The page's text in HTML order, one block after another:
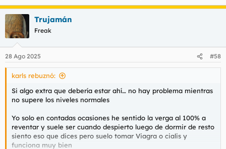
Trujamán
Freak
28 Ago 2025 #58
karls rebuznó:
Si algo extra que debería estar ahí… no hay problema mientras
no supere los niveles normales
Yo solo en contadas ocasiones he sentido la verga al 100% a
reventar y suele ser cuando despierto luego de dormir de resto
siento eso que dices pero suelo tomar Viagra o cialis y
funciona muy bien